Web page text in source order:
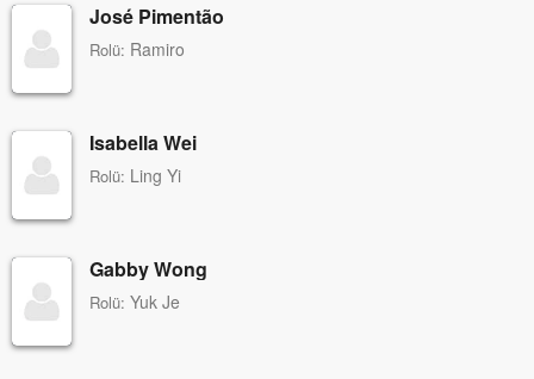
José Pimentão
Rolü: Ramiro
Isabella Wei
Rolü: Ling Yi
Gabby Wong
Rolü: Yuk Je